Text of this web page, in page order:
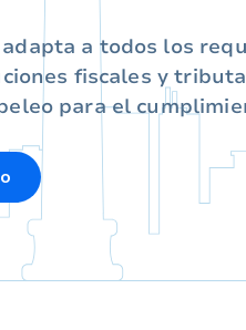
a todos los
fiscales y
para el